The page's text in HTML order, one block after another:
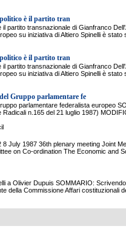
è il partito tran
partito transnazionale di Gianfranco
su iniziativa di Altiero Spinelli è
è il partito tran
partito transnazionale di Gianfranco
su iniziativa di Altiero Spinelli è
Gruppo parlamentare fe
parlamentare federalista europeo
n.165 del 21 luglio 1987)
July 1987 36th plenary meeting Joint
on Co-ordination The Economic and
a Olivier Dupuis SOMMARIO:
della Commissione Affari costituzionali